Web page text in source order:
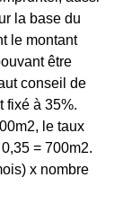
la base du
le montant
être
conseil de
fixé à 35%.
le taux
= 700m2.
x nombre